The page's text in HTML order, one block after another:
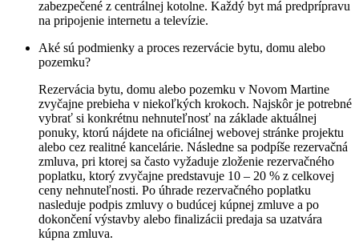
zabezpečené z centrálnej kotolne. Každý byt má predprípravu
na pripojenie internetu a televízie.
Aké sú podmienky a proces rezervácie bytu, domu alebo
pozemku?
Rezervácia bytu, domu alebo pozemku v Novom Martine
zvyčajne prebieha v niekoľkých krokoch. Najskôr je potrebné
vybrať si konkrétnu nehnuteľnosť na základe aktuálnej
ponuky, ktorú nájdete na oficiálnej webovej stránke projektu
alebo cez realitné kancelárie. Následne sa podpíše rezervačná
zmluva, pri ktorej sa často vyžaduje zloženie rezervačného
poplatku, ktorý zvyčajne predstavuje 10 – 20 % z celkovej
ceny nehnuteľnosti. Po úhrade rezervačného poplatku
nasleduje podpis zmluvy o budúcej kúpnej zmluve a po
dokončení výstavby alebo finalizácii predaja sa uzatvára
kúpna zmluva.